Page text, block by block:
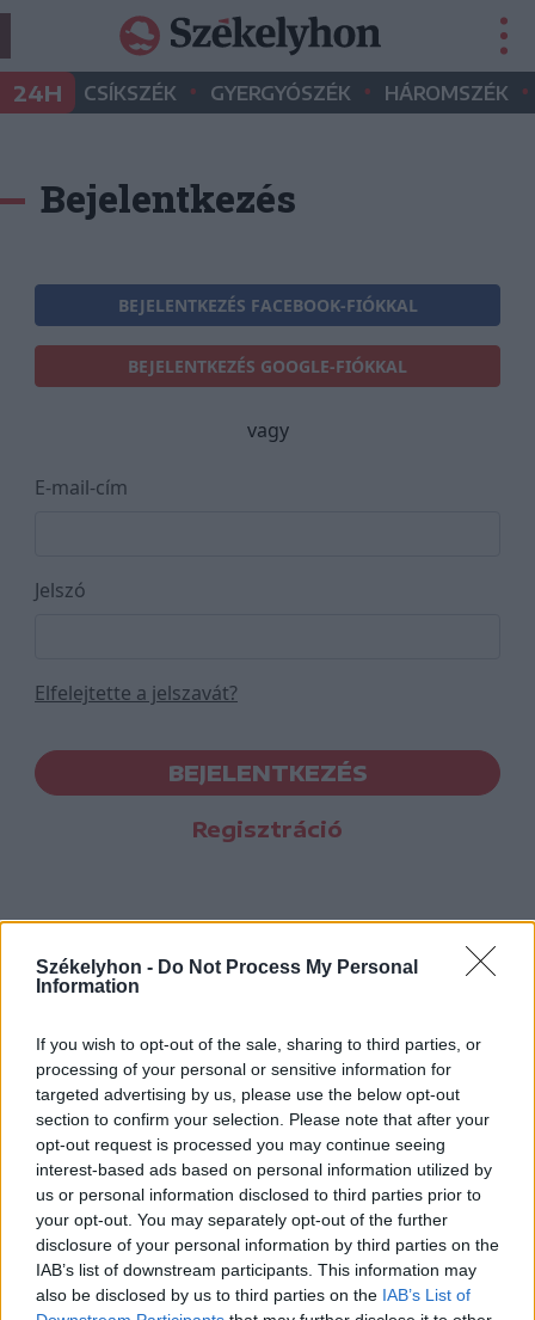
Székelyhon - Do Not Process My Personal
Information
If you wish to opt-out of the sale, sharing to third parties, or
processing of your personal or sensitive information for
targeted advertising by us, please use the below opt-out
section to confirm your selection. Please note that after your
opt-out request is processed you may continue seeing
interest-based ads based on personal information utilized by
us or personal information disclosed to third parties prior to
your opt-out. You may separately opt-out of the further
disclosure of your personal information by third parties on the
IAB’s list of downstream participants. This information may
also be disclosed by us to third parties on the IAB’s List of
24H CSÍKSZÉK • GYERGYÓSZÉK • HÁROMSZÉK •
Bejelentkezés
BEJELENTKEZÉS FACEBOOK-FIÓKKAL
BEJELENTKEZÉS GOOGLE-FIÓKKAL
vagy
E-mail-cím
Jelszó
Elfelejtette a jelszavát?
BEJELENTKEZÉS
Regisztráció
Hasznos
Impresszum
Szerzői jogok
Adatvédelmi tájékoztató
Cookie-kezelési tájékoztató